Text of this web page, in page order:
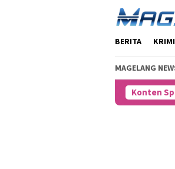
BERITA
MAGELANG
Konten